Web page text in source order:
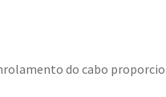
do cabo